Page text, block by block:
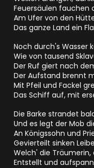
Feuersäulen fauchen
Am Ufer von den
Das ganze Land ein
Noch durch's Wasser
Wie von tausend
Der Ruf giert nach
Der Aufstand brennt
Mit Pfeil und Fackel
Das Schiff auf, mit
Die Barke strandet
Und es legt der Mob
An Königssohn und
Gevierteilt sinken
Welch' die Träumerin,
Entstellt und